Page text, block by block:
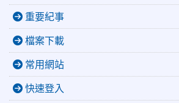
重要紀事
檔案下載
常用網站
快速登入